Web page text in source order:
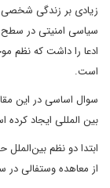
زیادی بر زندگی شخصی
سیاسی امنیتی در سطح
ادعا را داشت که نظم
است.
سوال اساسی در این
بین المللی ایجاد کرده
ابتدا دو نظم
از معاهده وستفالی در سال ۱۶۴۸ میلادی با دو نوع نظم بین‌الملل